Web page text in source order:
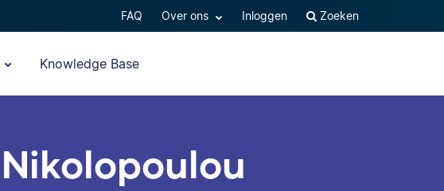
FAQ Over ons Inloggen Zoeken
Knowledge Base